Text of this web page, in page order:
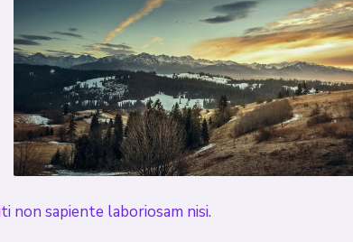
non sapiente laboriosam nisi.